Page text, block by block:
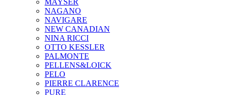
NAGANO
NAVIGARE
NEW CANADIAN
NINA RICCI
OTTO KESSLER
PALMONTE
PELLENS&LOICK
PELO
PIERRE CLARENCE
PURE